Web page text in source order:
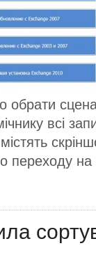
всі
містять
переходу на